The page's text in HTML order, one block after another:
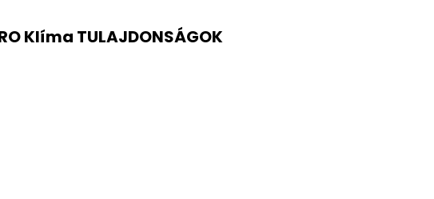
Klíma TULAJDONSÁGOK